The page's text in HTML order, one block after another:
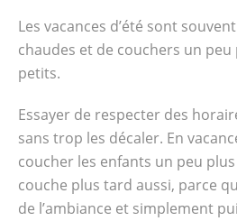
Les vacances d’été sont
chaudes et de couchers un
petits.
Essayer de respecter des
sans trop les décaler. En
coucher les enfants un peu
couche plus tard aussi, parce
de l’ambiance et simplement